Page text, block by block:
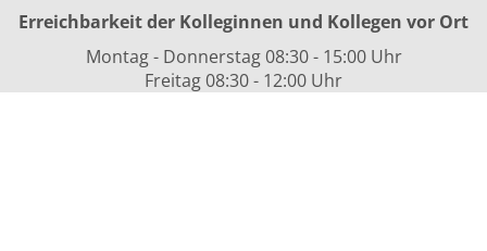
Erreichbarkeit der Kolleginnen und Kollegen vor Ort
Montag - Donnerstag 08:30 - 15:00 Uhr
Freitag 08:30 - 12:00 Uhr